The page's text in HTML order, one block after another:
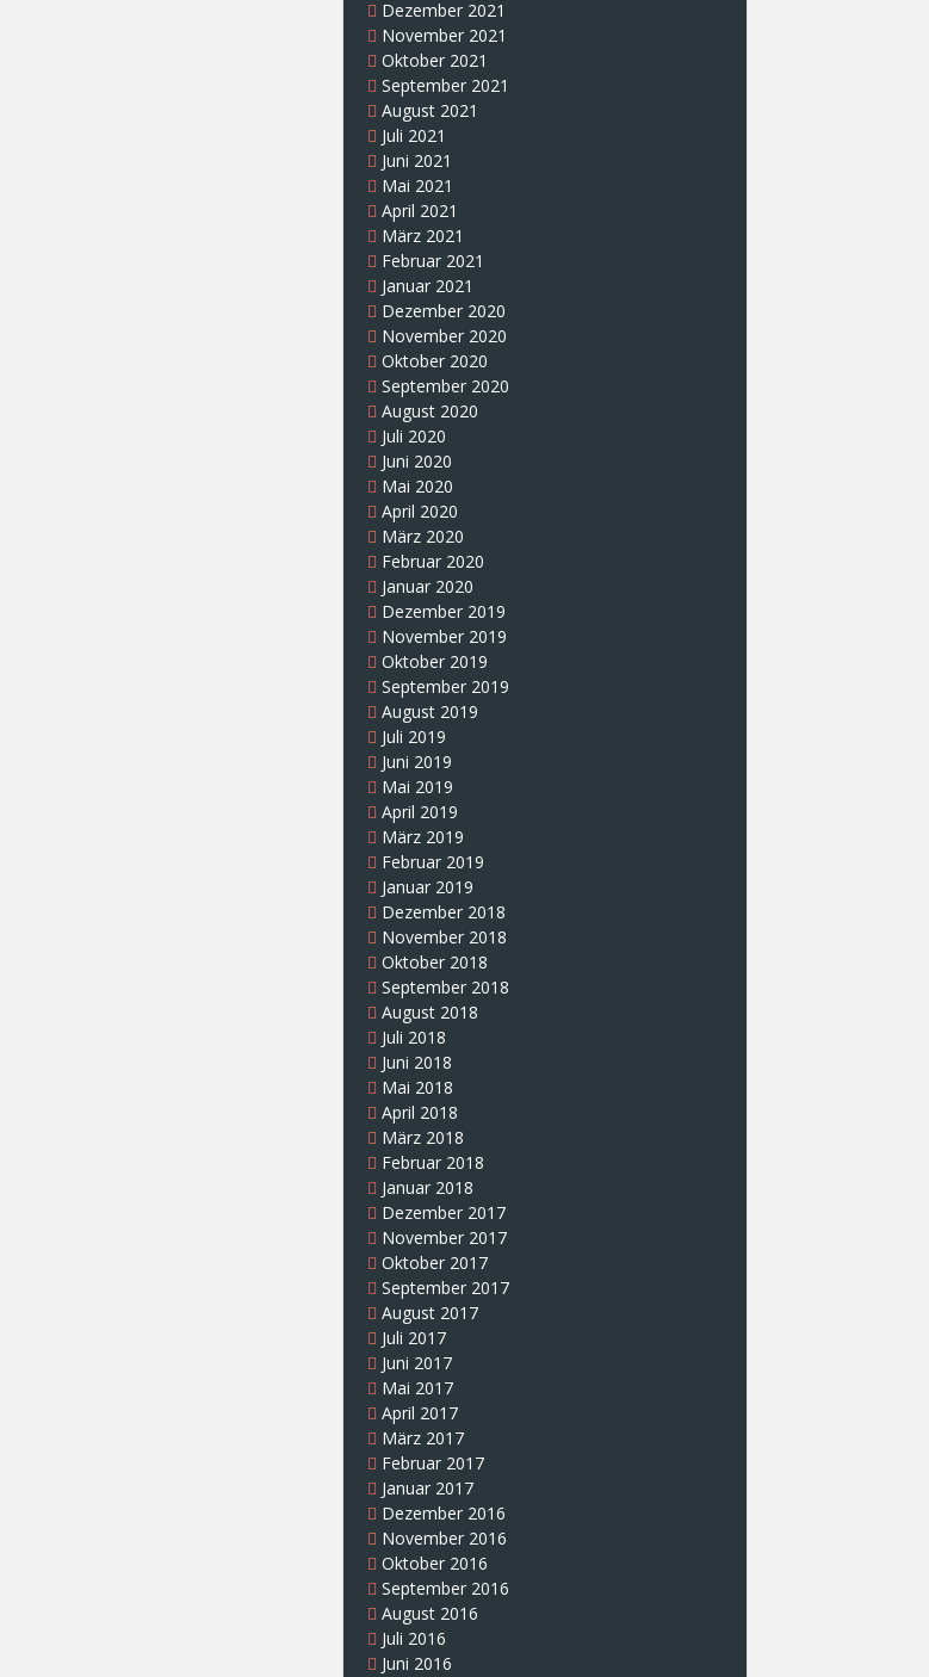
Dezember 2021
November 2021
Oktober 2021
September 2021
August 2021
Juli 2021
Juni 2021
Mai 2021
April 2021
März 2021
Februar 2021
Januar 2021
Dezember 2020
November 2020
Oktober 2020
September 2020
August 2020
Juli 2020
Juni 2020
Mai 2020
April 2020
März 2020
Februar 2020
Januar 2020
Dezember 2019
November 2019
Oktober 2019
September 2019
August 2019
Juli 2019
Juni 2019
Mai 2019
April 2019
März 2019
Februar 2019
Januar 2019
Dezember 2018
November 2018
Oktober 2018
September 2018
August 2018
Juli 2018
Juni 2018
Mai 2018
April 2018
März 2018
Februar 2018
Januar 2018
Dezember 2017
November 2017
Oktober 2017
September 2017
August 2017
Juli 2017
Juni 2017
Mai 2017
April 2017
März 2017
Februar 2017
Januar 2017
Dezember 2016
November 2016
Oktober 2016
September 2016
August 2016
Juli 2016
Juni 2016